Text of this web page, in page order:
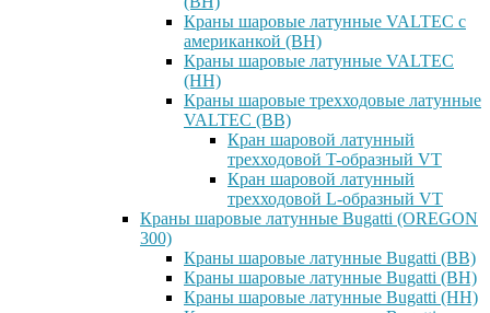
Краны шаровые латунные VALTEC с
американкой (ВН)
Краны шаровые латунные VALTEC
(НН)
Краны шаровые трехходовые латунные
VALTEC (ВВ)
Кран шаровой латунный
трехходовой T-образный VT
Кран шаровой латунный
трехходовой L-образный VT
Краны шаровые латунные Bugatti (OREGON
300)
Краны шаровые латунные Bugatti (ВВ)
Краны шаровые латунные Bugatti (ВН)
Краны шаровые латунные Bugatti (НН)